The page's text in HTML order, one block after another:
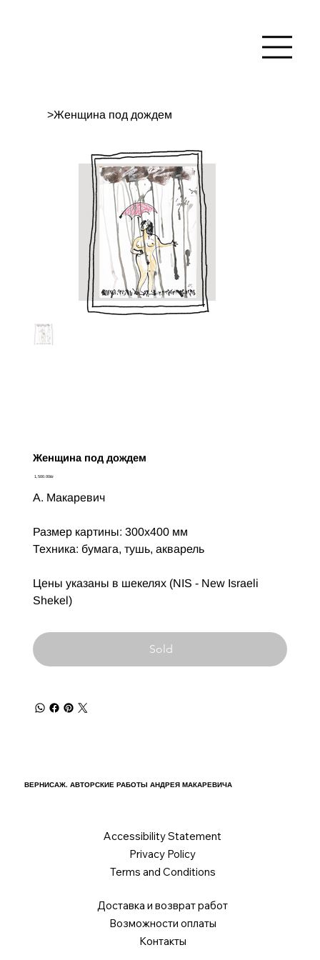
>Женщина под дождем
Женщина под дождем
Цена‏1,500.00 ‏₪
А. Макаревич
Размер картины: 300х400 мм
Техника: бумага, тушь, акварель
Цены указаны в шекелях (NIS - New Israeli
Shekel)
Sold
ВЕРНИСАЖ. АВТОРСКИЕ РАБОТЫ АНДРЕЯ МАКАРЕВИЧА
Accessibility Statement
Privacy Policy
Terms and Conditions
Доставка и возврат работ
Возможности оплаты
Контакты